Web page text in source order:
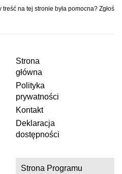
treść na tej stronie była pomocna? Zgłoś
Strona
główna
Polityka
prywatności
Kontakt
Deklaracja
dostępności
Strona Programu